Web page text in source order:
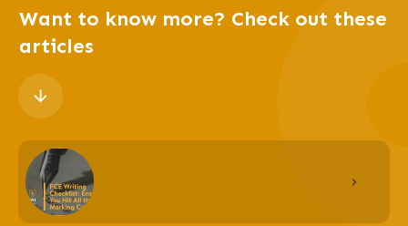
Want to know more? Check out these
articles